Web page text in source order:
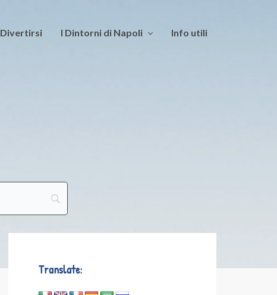
Divertirsi I Dintorni di Napoli Info utili
Translate: